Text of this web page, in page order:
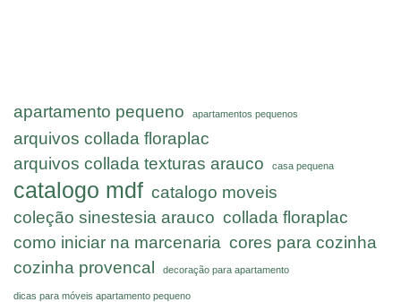
apartamento pequeno apartamentos pequenos
arquivos collada floraplac
arquivos collada texturas arauco
casa pequena
catalogo mdf catalogo moveis
coleção sinestesia arauco collada floraplac
como iniciar na marcenaria cores para cozinha
cozinha provencal
decoração para apartamento
dicas para móveis apartamento pequeno